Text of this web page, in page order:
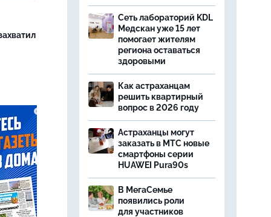
Сеть лабораторий KDL
Медскан уже 15 лет
помогает жителям
региона оставаться
здоровыми
Как астраханцам
решить квартирный
вопрос в 2026 году
Астраханцы могут
заказать в МТС новые
смартфоны серии
HUAWEI Pura90s
В МегаСемье
появились роли
для участников